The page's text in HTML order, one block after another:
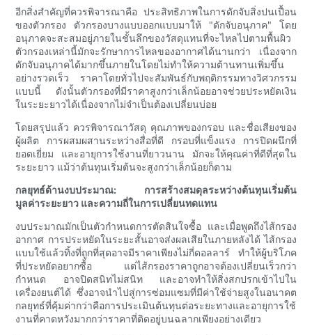
อีกสิ่งสำคัญที่ควรพิจารณาคือ ประสิทธิภาพในการดักจับสิ่งปนเปื้อน
ของตัวกรอง ตัวกรองบางแบบออกแบบมาให้ "ดักจับอนุภาค" โดย
อนุภาคจะสะสมอยู่ภายในชั้นลึกของวัสดุแทนที่จะไหลไปตามพื้นผิว
ตัวกรองเหล่านี้มักจะรักษาการไหลของอากาศได้นานกว่า เนื่องจาก
ดักจับอนุภาคได้มากขึ้นภายในโดยไม่ทำให้ความต้านทานเพิ่มขึ้น
อย่างรวดเร็ว ราคาโดยทั่วไปจะสัมพันธ์กับพฤติกรรมทางวิศวกรรม
แบบนี้ ดังนั้นตัวกรองที่มีราคาสูงกว่าเล็กน้อยอาจช่วยประหยัดเงิน
ในระยะยาวได้เนื่องจากไม่จำเป็นต้องเปลี่ยนบ่อย
โดยสรุปแล้ว ควรพิจารณาวัสดุ คุณภาพของกรอบ และชื่อเสียงของ
ผู้ผลิต การผสมผสานระหว่างสื่อที่ดี กรอบที่แข็งแรง การปิดผนึกที่
ยอดเยี่ยม และอายุการใช้งานที่ยาวนาน มักจะให้คุณค่าที่ดีที่สุดใน
ระยะยาว แม้ว่าต้นทุนเริ่มต้นจะสูงกว่าเล็กน้อยก็ตาม
กลยุทธ์ด้านงบประมาณ: การสร้างสมดุลระหว่างต้นทุนเริ่มต้น
มูลค่าระยะยาว และความถี่ในการเปลี่ยนทดแทน
งบประมาณมักเป็นตัวกำหนดการตัดสินใจซื้อ และเมื่อพูดถึงไส้กรอง
อากาศ การประหยัดในระยะสั้นอาจส่งผลเสียในภายหลังได้ ไส้กรอง
แบบใช้แล้วทิ้งที่ถูกที่สุดอาจมีราคาเพียงไม่กี่ดอลลาร์ ทำให้ผู้บริโภค
ที่ประหยัดอยากซื้อ แต่ไส้กรองราคาถูกอาจต้องเปลี่ยนเร็วกว่า
กำหนด อาจปิดสนิทไม่สนิท และอาจทำให้สิ่งสกปรกเข้าไปใน
เครื่องยนต์ได้ ซึ่งอาจนำไปสู่การซ่อมแซมที่มีค่าใช้จ่ายสูงในอนาคต
กลยุทธ์ที่คุ้มค่ากว่าคือการประเมินต้นทุนต่อระยะทางและอายุการใช้
งานที่คาดหวังมากกว่าราคาที่ติดอยู่บนฉลากเพียงอย่างเดียว